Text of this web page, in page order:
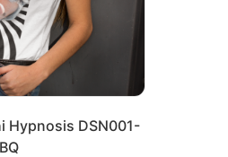
Hypnosis DSN001-
BQ